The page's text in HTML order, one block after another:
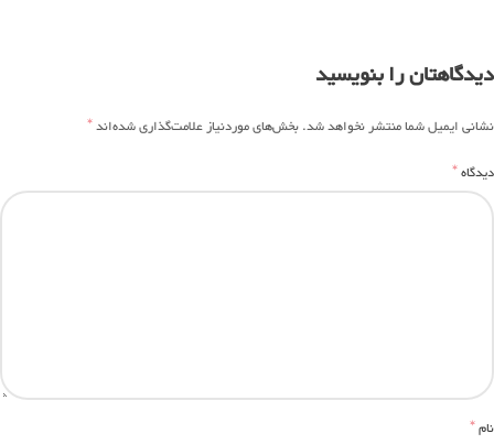
دیدگاهتان را بنویسید
نشانی ایمیل شما منتشر نخواهد شد.بخش‌های موردنیاز علامت‌گذاری شده‌اند*
دیدگاه*
نام*